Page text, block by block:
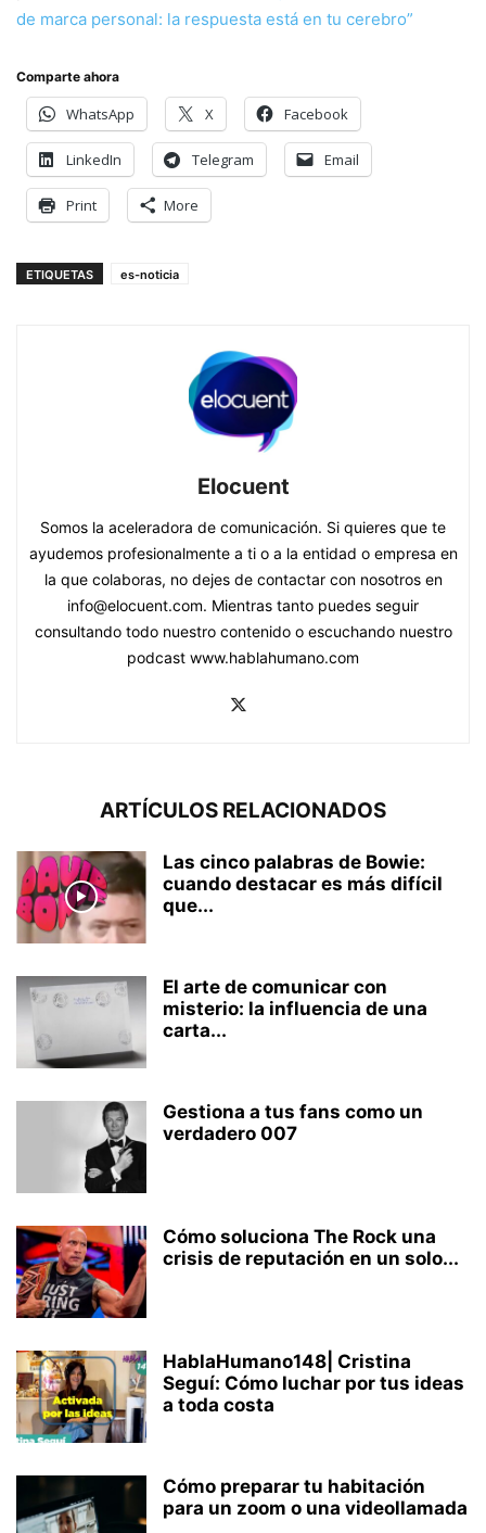
de marca personal: la respuesta está en tu cerebro”
Comparte ahora
WhatsApp X Facebook
LinkedIn Telegram Email
Print More
ETIQUETAS es-noticia
Elocuent
Somos la aceleradora de comunicación. Si quieres que te
ayudemos profesionalmente a ti o a la entidad o empresa en
la que colaboras, no dejes de contactar con nosotros en
info@elocuent.com. Mientras tanto puedes seguir
consultando todo nuestro contenido o escuchando nuestro
podcast www.hablahumano.com
ARTÍCULOS RELACIONADOS
Las cinco palabras de Bowie:
cuando destacar es más difícil
que...
El arte de comunicar con
misterio: la influencia de una
carta...
Gestiona a tus fans como un
verdadero 007
Cómo soluciona The Rock una
crisis de reputación en un solo...
HablaHumano148| Cristina
Seguí: Cómo luchar por tus ideas
a toda costa
Cómo preparar tu habitación
para un zoom o una videollamada